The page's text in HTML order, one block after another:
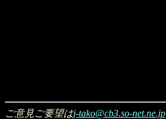
ご意見ご要望はj-tako@cb3.so-net.ne.jp